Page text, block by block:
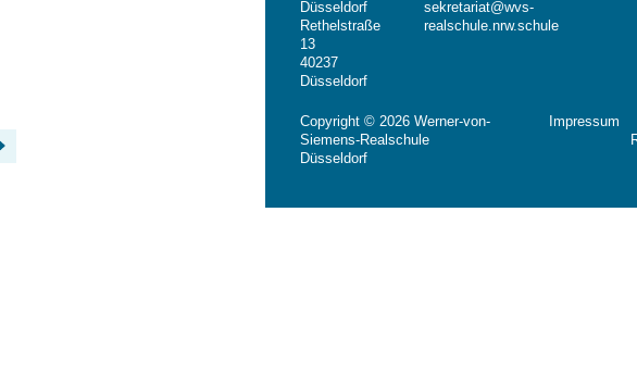
Düsseldorf
Rethelstraße
13
40237
Düsseldorf
sekretariat@wvs-
realschule.nrw.schule
Copyright © 2026 Werner-von-
Siemens-Realschule
Düsseldorf
Impressum